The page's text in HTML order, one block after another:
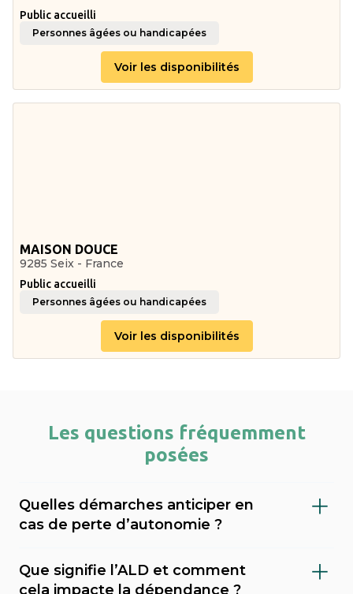
Public accueilli
Personnes âgées ou handicapées
Voir les disponibilités
MAISON DOUCE
9285 Seix - France
Public accueilli
Personnes âgées ou handicapées
Voir les disponibilités
Les questions fréquemment
posées
Quelles démarches anticiper en
cas de perte d’autonomie ?
dépendance (via le GIR), demander l’APA
Que signifie l’ALD et comment
cela impacte la dépendance ?